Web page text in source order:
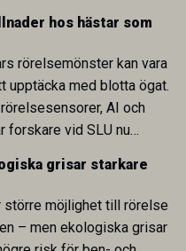
är bland annat stigande
pristransparens inom
hos hästar som
rörelsemönster kan vara
upptäcka med blotta ögat.
AI och
forskare vid SLU nu
oupptäckta skillnader
genetisk region som kan
styrs och
grisar starkare
möjlighet till rörelse
– men ekologiska grisar